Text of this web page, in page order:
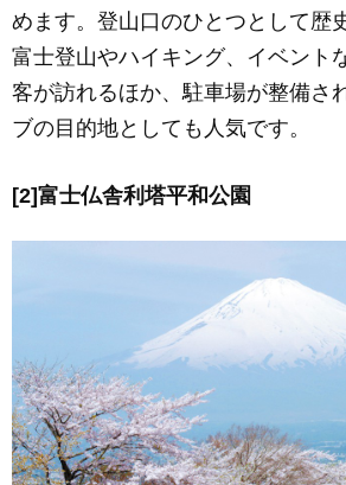
めます。登山口のひとつとして歴
富士登山やハイキング、イベント
客が訪れるほか、駐車場が整備さ
ブの目的地としても人気です。
[2]富士仏舎利塔平和公園